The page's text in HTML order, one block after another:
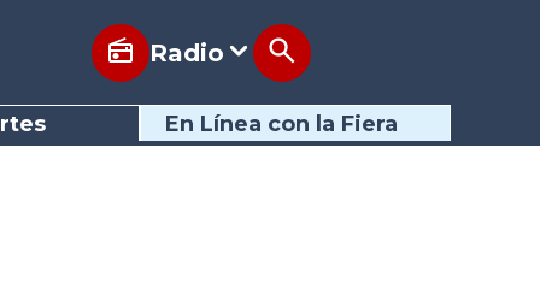
Radio
En Línea con la Fiera